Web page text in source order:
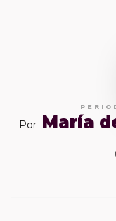
Por María